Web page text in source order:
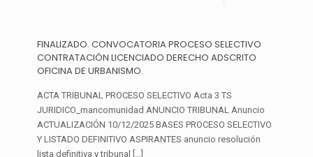
FINALIZADO. CONVOCATORIA PROCESO SELECTIVO
CONTRATACIÓN LICENCIADO DERECHO ADSCRITO
OFICINA DE URBANISMO.
ACTA TRIBUNAL PROCESO SELECTIVO Acta 3 TS
JURIDICO_mancomunidad ANUNCIO TRIBUNAL Anuncio
ACTUALIZACIÓN 10/12/2025 BASES PROCESO SELECTIVO
Y LISTADO DEFINITIVO ASPIRANTES anuncio resolución
lista definitiva y tribunal
[…]